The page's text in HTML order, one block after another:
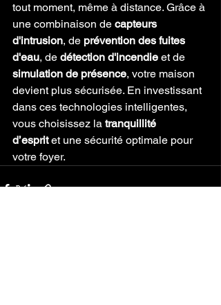
tout moment, même à distance. Grâce à
une combinaison de capteurs
d'intrusion, de prévention des fuites
d'eau, de détection d'incendie et de
simulation de présence, votre maison
devient plus sécurisée. En investissant
dans ces technologies intelligentes,
vous choisissez la tranquillité
d’esprit et une sécurité optimale pour
votre foyer.